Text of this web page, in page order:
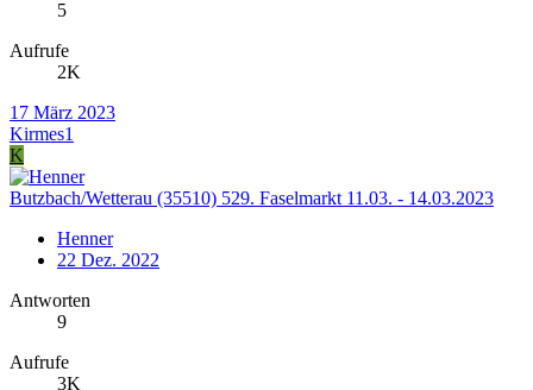
5
Aufrufe
2K
17 März 2023
Kirmes1
K
Butzbach/Wetterau (35510) 529. Faselmarkt 11.03. - 14.03.2023
Henner
22 Dez. 2022
Antworten
9
Aufrufe
3K